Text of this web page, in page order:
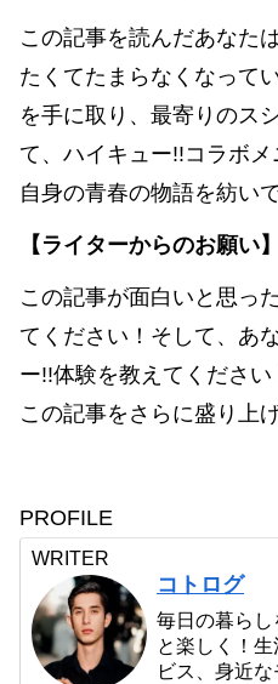
この記事を読んだあなた
たくてたまらなくなって
を手に取り、最寄りのス
て、ハイキュー!!コラボ
自身の青春の物語を紡い
【ライターからのお願い】
この記事が面白いと思っ
てください！そして、あ
ー!!体験を教えてください
この記事をさらに盛り上
PROFILE
WRITER
コトログ
毎日の暮ら
と楽しく！
ビス、身近